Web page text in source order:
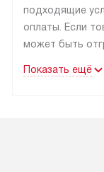
подходящие
оплаты. Если
может быть
специальным
Показать ещё